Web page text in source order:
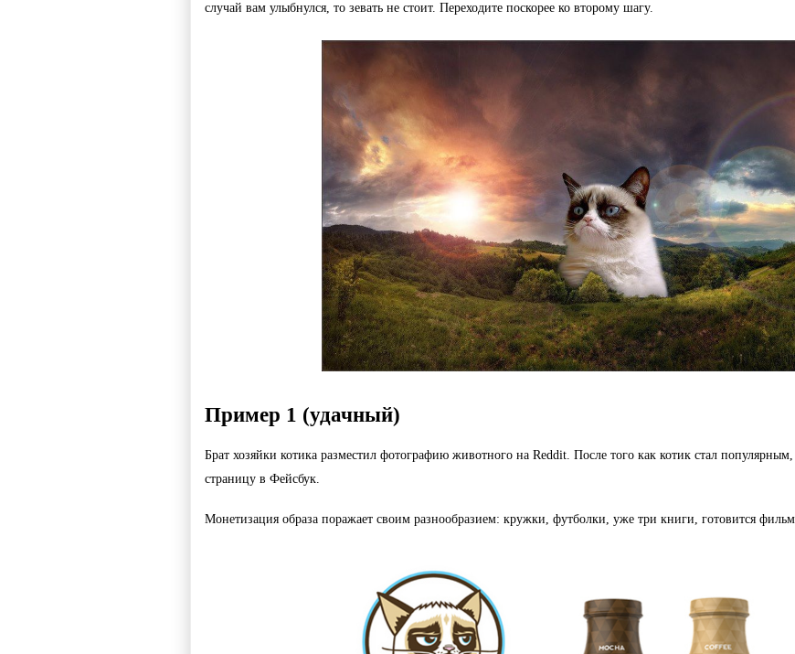
случай вам улыбнулся, то зевать не стоит. Переходите поскорее ко второму шагу.
Пример 1 (удачный)
Брат хозяйки котика разместил фотографию животного на Reddit. После того как котик стал
страницу в Фейсбук.
Монетизация образа поражает своим разнообразием: кружки, футболки, уже три книги, готовится